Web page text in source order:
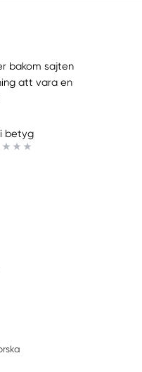
bakom sajten
att vara en
betyg